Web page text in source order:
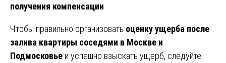
получения компенсации
Чтобы правильно организовать оценку ущерба после
залива квартиры соседями в Москве и
Подмосковье и успешно взыскать ущерб, следуйте